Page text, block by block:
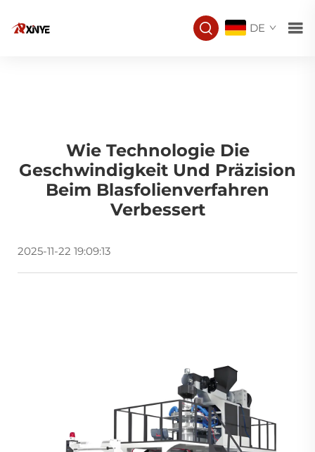
DE
Wie Technologie Die
Geschwindigkeit Und Präzision
Beim Blasfolienverfahren
Verbessert
2025-11-22 19:09:13